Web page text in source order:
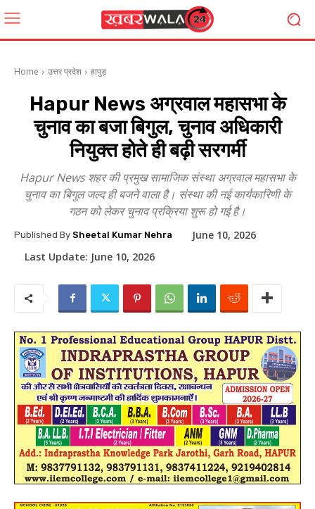
Home उत्तर प्रदेश हापुड़
Hapur News अग्रवाल महासभा के
चुनाव का बजा बिगुल, चुनाव अधिकारी
नियुक्त होते ही बढ़ी सरगर्मी
Hapur News शहर की प्रमुख सामाजिक संस्था अग्रवाल महासभा के
चुनाव का बिगुल जल्द ही बजने वाला है। संस्था की नई कार्यकारिणी के
गठन को लेकर चुनाव प्रक्रिया शुरू हो गई है।
Published By Sheetal Kumar Nehra
June 10, 2026
Last Update: June 10, 2026